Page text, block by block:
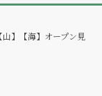
】【海】オープン見